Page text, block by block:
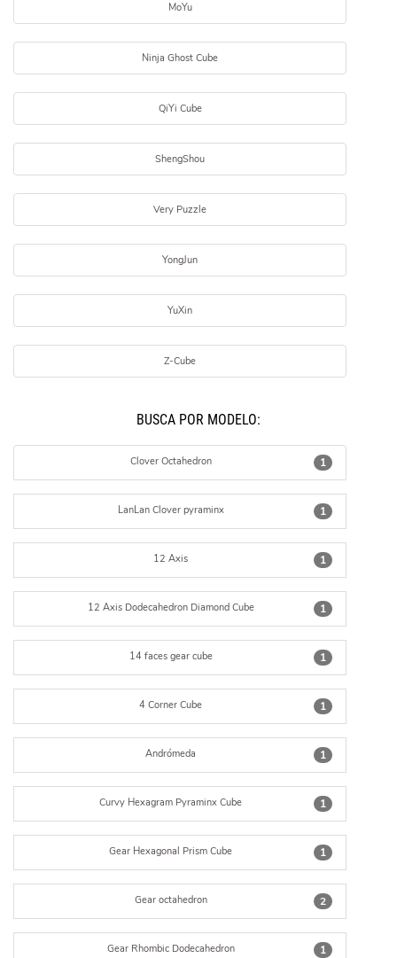
MoYu
Ninja Ghost Cube
QiYi Cube
ShengShou
Very Puzzle
YongJun
YuXin
Z-Cube
BUSCÁ POR MODELO:
1
Clover Octahedron
1
LanLan Clover pyraminx
1
12 Axis
1
12 Axis Dodecahedron Diamond Cube
1
14 faces gear cube
1
4 Corner Cube
1
Andrómeda
1
Curvy Hexagram Pyraminx Cube
1
Gear Hexagonal Prism Cube
2
Gear octahedron
1
Gear Rhombic Dodecahedron